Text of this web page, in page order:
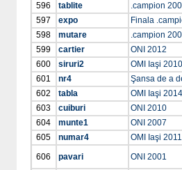
596
tablite
.campion
597
expo
Finala
598
mutare
.campion
599
cartier
ONI 2012
600
siruri2
OMI Iaşi 2010
601
nr4
Şansa de a
602
tabla
OMI Iaşi 2014
603
cuiburi
ONI 2010
604
munte1
ONI 2007
605
numar4
OMI Iaşi 2011
606
pavari
ONI 2001